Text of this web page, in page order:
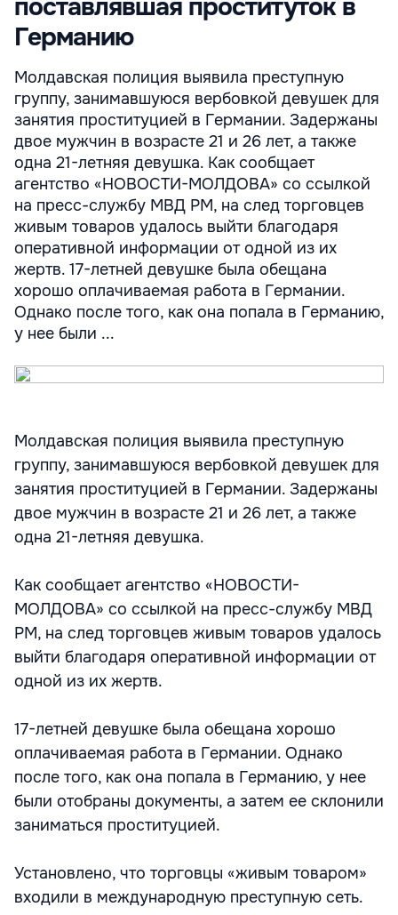
поставлявшая проституток в
Германию
Молдавская полиция выявила преступную
группу, занимавшуюся вербовкой девушек для
занятия проституцией в Германии. Задержаны
двое мужчин в возрасте 21 и 26 лет, а также
одна 21-летняя девушка. Как сообщает
агентство «НОВОСТИ-МОЛДОВА» со ссылкой
на пресс-службу МВД РМ, на след торговцев
живым товаров удалось выйти благодаря
оперативной информации от одной из их
жертв. 17-летней девушке была обещана
хорошо оплачиваемая работа в Германии.
Однако после того, как она попала в Германию,
у нее были ...
Молдавская полиция выявила преступную
группу, занимавшуюся вербовкой девушек для
занятия проституцией в Германии. Задержаны
двое мужчин в возрасте 21 и 26 лет, а также
одна 21-летняя девушка.
Как сообщает агентство «НОВОСТИ-
МОЛДОВА» со ссылкой на пресс-службу МВД
РМ, на след торговцев живым товаров удалось
выйти благодаря оперативной информации от
одной из их жертв.
17-летней девушке была обещана хорошо
оплачиваемая работа в Германии. Однако
после того, как она попала в Германию, у нее
были отобраны документы, а затем ее склонили
заниматься проституцией.
Установлено, что торговцы «живым товаром»
входили в международную преступную сеть.